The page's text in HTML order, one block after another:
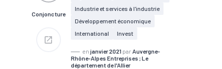
Conjoncture
Industrie et services à l'industrie
Développement économique
International
Invest
en janvier 2021 par Auvergne-
Rhône-Alpes Entreprises ; Le
département de l'Allier